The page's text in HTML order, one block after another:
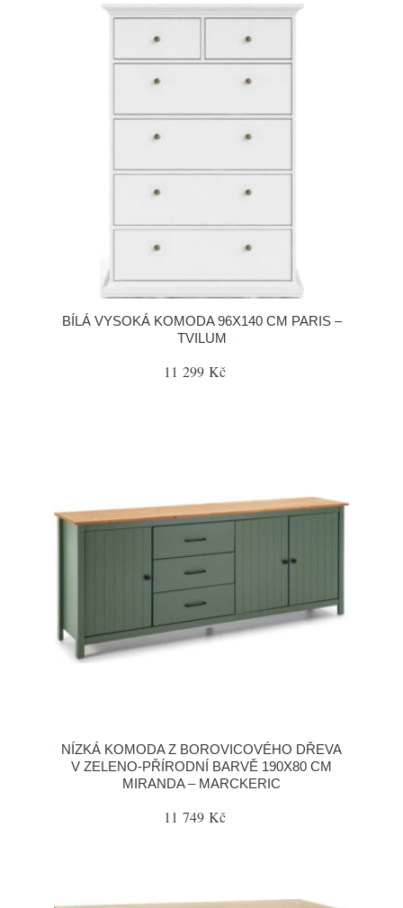
BÍLÁ VYSOKÁ KOMODA 96X140 CM PARIS –
TVILUM
11 299 Kč
NÍZKÁ KOMODA Z BOROVICOVÉHO DŘEVA
V ZELENO-PŘÍRODNÍ BARVĚ 190X80 CM
MIRANDA – MARCKERIC
11 749 Kč